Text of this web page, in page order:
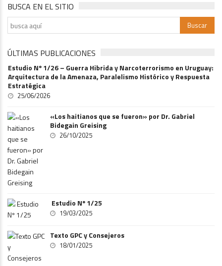
BUSCA EN EL SITIO
ÚLTIMAS PUBLICACIONES
Estudio Nº 1/26 – Guerra Hibrida y Narcoterrorismo en Uruguay:
Arquitectura de la Amenaza, Paralelismo Histórico y Respuesta
Estratégica
25/06/2026
«Los haitianos que se fueron» por Dr. Gabriel
Bidegain Greising
26/10/2025
Estudio Nº 1/25
19/03/2025
Texto GPC y Consejeros
18/01/2025